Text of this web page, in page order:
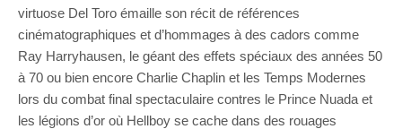
virtuose Del Toro émaille son récit de références
cinématographiques et d’hommages à des cadors comme
Ray Harryhausen, le géant des effets spéciaux des années 50
à 70 ou bien encore Charlie Chaplin et les Temps Modernes
lors du combat final spectaculaire contres le Prince Nuada et
les légions d’or où Hellboy se cache dans des rouages